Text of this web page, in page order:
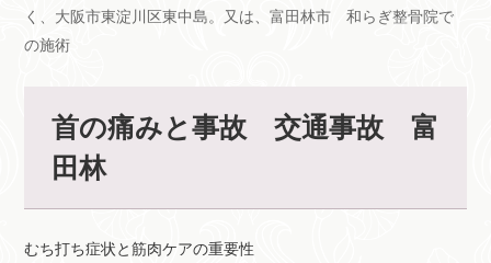
く、大阪市東淀川区東中島。又は、富田林市 和らぎ整骨院で
の施術
首の痛みと事故 交通事故 富
田林
むち打ち症状と筋肉ケアの重要性